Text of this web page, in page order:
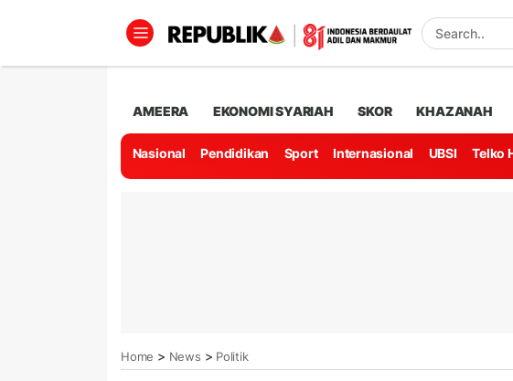
AMEERA EKONOMI SYARIAH SKOR KHAZANAH
Nasional Pendidikan Sport Internasional UBSI Telko
Home > News > Politik